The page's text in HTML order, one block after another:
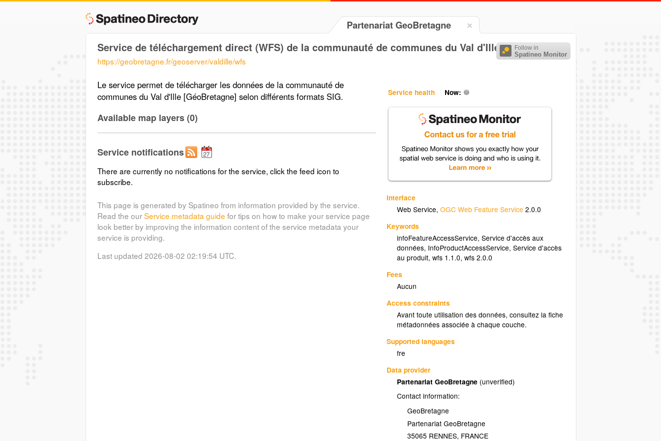
Partenariat GeoBretagne
Follow in
Spatineo Monitor
Service de téléchargement direct (WFS) de la communauté de communes du Val d'Ille
https://geobretagne.fr/geoserver/valdille/wfs
Service health Now:
Interface
Web Service,OGC Web Feature Service 2.0.0
Keywords
infoFeatureAccessService,Service d'accès aux
données, InfoProductAccessService,Service d'accès
au produit,wfs 1.1.0,wfs 2.0.0
Fees
Aucun
Access constraints
Avant toute utilisation des données, consultez la fiche
métadonnées associée à chaque couche.
Supported languages
fre
Data provider
Partenariat GeoBretagne (unverified)
Contact information:
GeoBretagne
Partenariat GeoBretagne
35065 RENNES, FRANCE
Le service permet de télécharger les données de la communauté de
communes du Val d'Ille [GéoBretagne] selon différents formats SIG.
Available map layers (0)
Service notifications
There are currently no notifications for the service, click the feed icon to
subscribe.
This page is generated by Spatineo from information provided by the service.
Read the ourService metadata guide for tips on how to make your service page
look better by improving the information content of the service metadata your
service is providing.
Last updated 2026-08-02 02:19:54 UTC.